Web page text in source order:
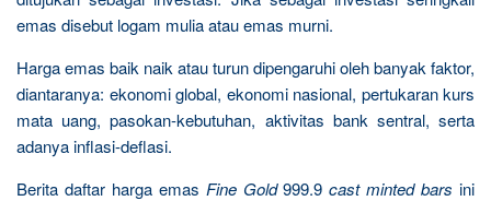
emas disebut logam mulia atau emas murni.
Harga emas baik naik atau turun dipengaruhi oleh banyak faktor,
diantaranya: ekonomi global, ekonomi nasional, pertukaran kurs
mata uang, pasokan-kebutuhan, aktivitas bank sentral, serta
adanya inflasi-deflasi.
Berita daftar harga emas Fine Gold999.9cast minted barsini